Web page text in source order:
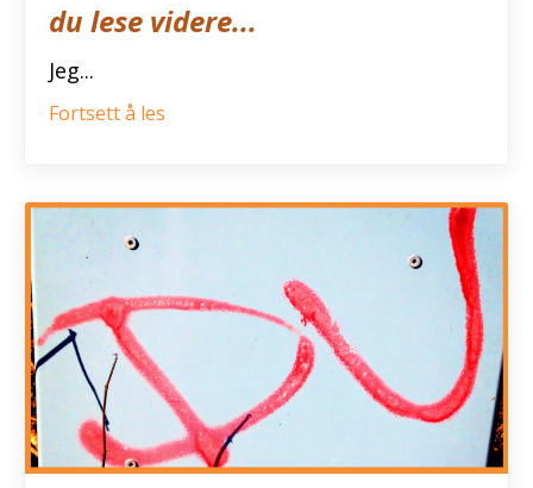
du lese videre...
Jeg...
Fortsett å les